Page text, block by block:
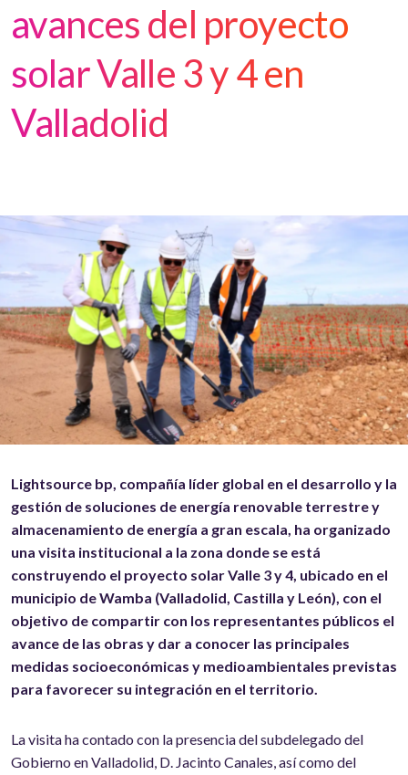
avances del proyecto
solar Valle 3 y 4 en
Valladolid
Lightsource bp, compañía líder global en el desarrollo y la
gestión de soluciones de energía renovable terrestre y
almacenamiento de energía a gran escala, ha organizado
una visita institucional a la zona donde se está
construyendo el proyecto solar Valle 3 y 4, ubicado en el
municipio de Wamba (Valladolid, Castilla y León), con el
objetivo de compartir con los representantes públicos el
avance de las obras y dar a conocer las principales
medidas socioeconómicas y medioambientales previstas
para favorecer su integración en el territorio.
La visita ha contado con la presencia del subdelegado del
Gobierno en Valladolid, D. Jacinto Canales, así como del